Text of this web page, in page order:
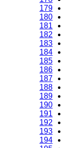
179
180
181
182
183
184
185
186
187
188
189
190
191
192
193
194